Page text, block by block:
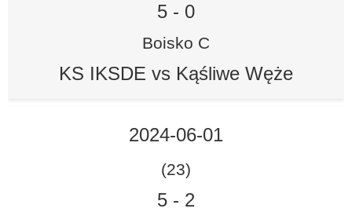
5 - 0
Boisko C
KS IKSDE vs Kąśliwe Węże
2024-06-01
(23)
5 - 2